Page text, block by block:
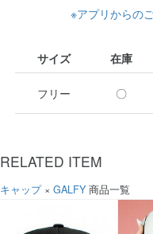
※アプリからの
サイズ 在庫
フリー 〇
RELATED ITEM
キャップ× GALFY 商品一覧